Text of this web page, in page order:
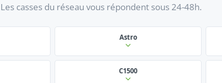
casses du réseau vous répondent sous 24-48h.
Astro
C1500